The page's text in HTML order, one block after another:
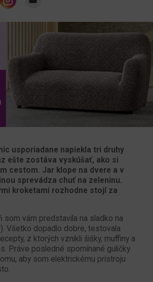
usporiadane napiekla tri druhy
ešte zostáva vyskúšať, ako si
cestom. Jar klope na dvere a v
sprevádza chuť na zeleninu.
kroketami rozhodne stojí za
som vám predstavila na sladko na
). Všetko dopadlo dobre, testovala
z ktorých vznikli šišky, muffiny a
Práve posledné spomínané guličky
aby som elektrickému prístroju